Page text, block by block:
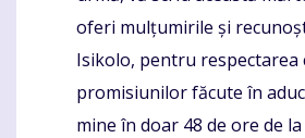
oferi mulțumirile și
Isikolo, pentru respectarea
promisiunilor făcute în
mine în doar 48 de ore de